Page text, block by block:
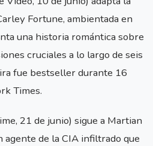
Fortune, ambientada en
una historia romántica sobre
cruciales a lo largo de seis
fue bestseller durante 16
Times.
21 de junio) sigue a Martian
agente de la CIA infiltrado que